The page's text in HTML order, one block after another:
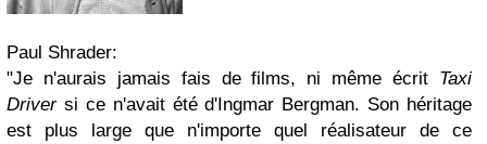
Paul Shrader:
"Je n'aurais jamais fais de films, ni même écrit Taxi
Driversi ce n'avait été d'Ingmar Bergman. Son héritage
est plus large que n'importe quel réalisateur de ce